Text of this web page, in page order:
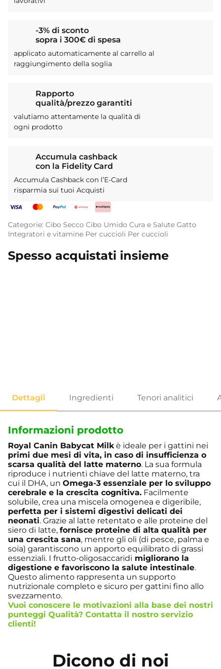
-3% di sconto
sopra i 300€ di spesa
applicato automaticamente al carrello al
raggiungimento della soglia
Rapporto
qualità/prezzo garantiti
valutiamo attentamente la qualità di
ogni prodotto
Accumula cashback
con la Fidelity Card
Accumula Cashback con l’E-Card
risparmia sui tuoi Acquisti
Categorie: Cibo Secco Cibo Umido Cura e Salute Gatto
Integratori e vitamine Per cuccioli Per cuccioli
Spesso acquistati insieme
Informazioni prodotto
Royal Canin Babycat Milkè ideale per i gattini nei
primi due mesi di vita, in caso di insufficienza o
scarsa qualità del latte materno. La sua formula
riproduce i nutrienti chiave del latte materno, tra
cui il DHA, un Omega-3 essenziale per lo sviluppo
cerebrale e la crescita cognitiva. Facilmente
solubile, crea una miscela omogenea e digeribile,
perfetta per i sistemi digestivi delicati dei
neonati. Grazie al latte retentato e alle proteine del
siero di latte, fornisce proteine di alta qualità per
una crescita sana, mentre gli oli (di pesce, palma e
soia) garantiscono un apporto equilibrato di grassi
essenziali. I frutto-oligosaccaridi migliorano la
digestione e favoriscono la salute intestinale.
Questo alimento rappresenta un supporto
nutrizionale completo e sicuro per gattini fino allo
svezzamento.
Vuoi conoscere le motivazioni alla base dei nostri
punteggi Qualità? Contatta il nostro servizio
clienti!
Dicono di noi